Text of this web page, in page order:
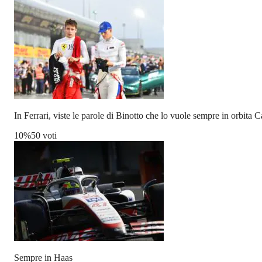
In Ferrari, viste le parole di Binotto che lo vuole sempre in orbita
10%50 voti
Sempre in Haas